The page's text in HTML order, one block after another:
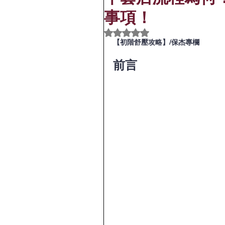
事項！
評等為 NaN（最高為 5 顆星）
【初階舒壓攻略】/保杰專欄
前言